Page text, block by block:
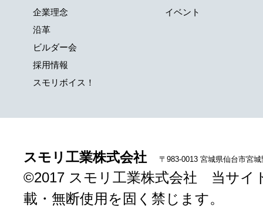
企業理念
沿革
ビルダー会
採用情報
スモリボイス！
イベント
スモリ工業株式会社 〒983-0013 宮城県仙台市宮
©2017 スモリ工業株式会社 当サイ
載・無断使用を固く禁じます。